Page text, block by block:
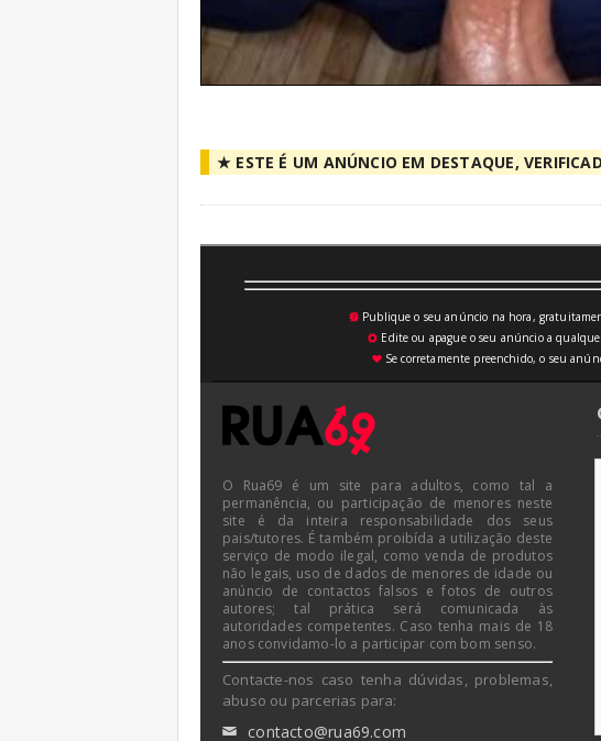
★ ESTE É UM ANÚNCIO EM DESTAQUE,
💥Publique o seu anúncio na hora,
⚙ Edite ou apague o seu anúncio a
♥Se corretamente preenchido, o seu
O Rua69 é um site para adultos, como tal a
permanência, ou participação de menores neste
site é da inteira responsabilidade dos seus
pais/tutores. É também proibída a utilização deste
serviço de modo ilegal, como venda de produtos
não legais, uso de dados de menores de idade ou
anúncio de contactos falsos e fotos de outros
autores; tal prática será comunicada às
autoridades competentes. Caso tenha mais de 18
anos convidamo-lo a participar com bom senso.
Contacte-nos caso tenha dúvidas, problemas,
abuso ou parcerias para:
✉ contacto@rua69.com